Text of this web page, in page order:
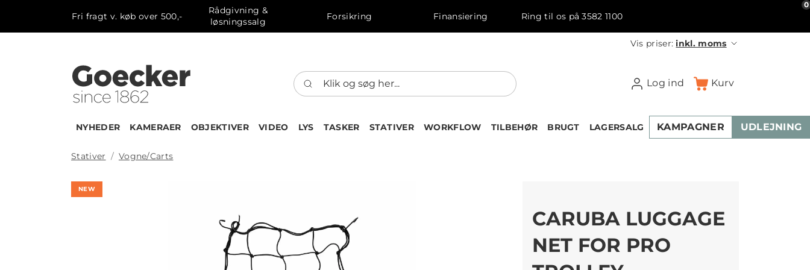
Fri fragt v. køb over 500,-
Rådgivning &
løsningssalg
Forsikring Finansiering Ring til os på 3582 1100
Vis priser:inkl. moms
Log ind Kurv
0
NYHEDER KAMERAER OBJEKTIVER VIDEO LYS TASKER STATIVER WORKFLOW TILBEHØR BRUGT LAGERSALG KAMPAGNER UDLEJNING
Stativer Vogne/Carts
NEW
CARUBA LUGGAGE
NET FOR PRO